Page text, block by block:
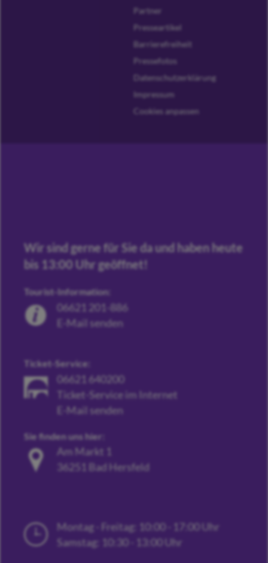
Partner
Presseartikel
Barrierefreiheit
Pressefotos
Datenschutzerklärung
Impressum
Cookies anpassen
Wir sind gerne für Sie da und haben heute
bis 13:00 Uhr geöffnet!
Tourist-Information:
06621 201-886
E-Mail senden
Ticket-Service:
06621 640200
Ticket-Service im Internet
E-Mail senden
Sie finden uns hier:
Am Markt 1
36251 Bad Hersfeld
Montag - Freitag: 10:00 - 17:00 Uhr
Samstag: 10:30 - 13:00 Uhr